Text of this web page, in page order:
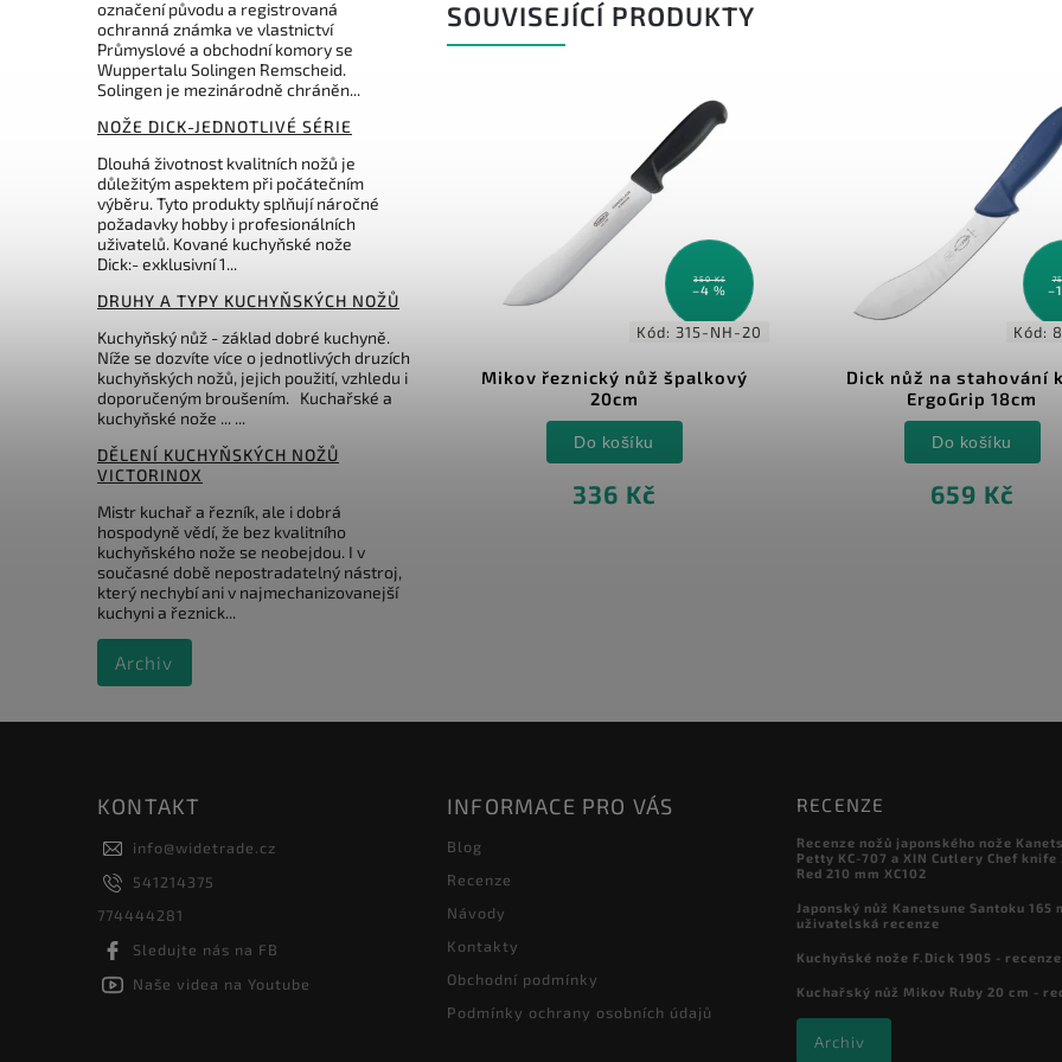
označení původu a registrovaná
ochranná známka ve vlastnictví
Průmyslové a obchodní komory se
Wuppertalu Solingen Remscheid.
Solingen je mezinárodně chráněn...
NOŽE DICK-JEDNOTLIVÉ SÉRIE
Dlouhá životnost kvalitních nožů je
důležitým aspektem při počátečním
výběru. Tyto produkty splňují náročné
požadavky hobby i profesionálních
uživatelů. Kované kuchyňské nože
Dick:- exklusivní 1...
DRUHY A TYPY KUCHYŇSKÝCH NOŽŮ
Kuchyňský nůž - základ dobré kuchyně.
Níže se dozvíte více o jednotlivých druzích
kuchyňských nožů, jejich použití, vzhledu i
doporučeným broušením. Kuchařské a
kuchyňské nože ... ...
DĚLENÍ KUCHYŇSKÝCH NOŽŮ
VICTORINOX
Mistr kuchař a řezník, ale i dobrá
hospodyně vědí, že bez kvalitního
kuchyňského nože se neobejdou. I v
současné době nepostradatelný nástroj,
který nechybí ani v najmechanizovanejší
kuchyni a řeznick...
Archiv
SOUVISEJÍCÍ PRODUKTY
Kód: 310-NH-15
Mikov řeznický nůž
vykošťovací 15cm
Do košíku
350 Kč
–4 %
Kód: 315-NH-20
Mikov řeznický nůž špalkový
20cm
336 Kč
Do košíku
Kód:
Dick nůž na stahování
ErgoGrip 18cm
659 Kč
Do košíku
KONTAKT
info@widetrade.cz
541214375
774444281
Sledujte nás na FB
Naše videa na Youtube
INFORMACE PRO VÁS
Blog
Recenze
Návody
Kontakty
Obchodní podmínky
Podmínky ochrany osobních údajů
RECENZE
Recenze nožů japonského nože
Petty KC-707 a XIN Cutlery Chef knife
Red 210 mm XC102
Japonský nůž Kanetsune Santoku 165
uživatelská recenze
Kuchyňské nože F.Dick 1905 - recenze
Kuchařský nůž Mikov Ruby 20 cm -
Archiv